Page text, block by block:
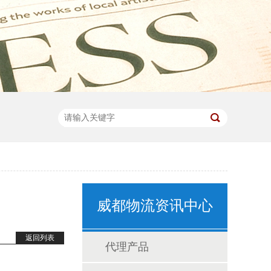
返回列表
威都物流资讯中心
代理产品